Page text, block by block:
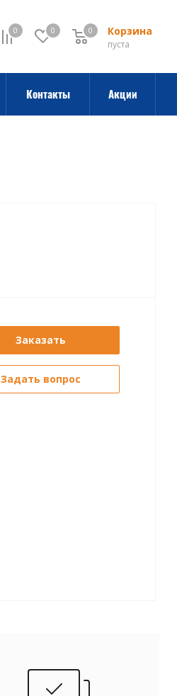
0 0 Корзина
0
пуста
0
Контакты Акции
Заказать
Задать вопрос